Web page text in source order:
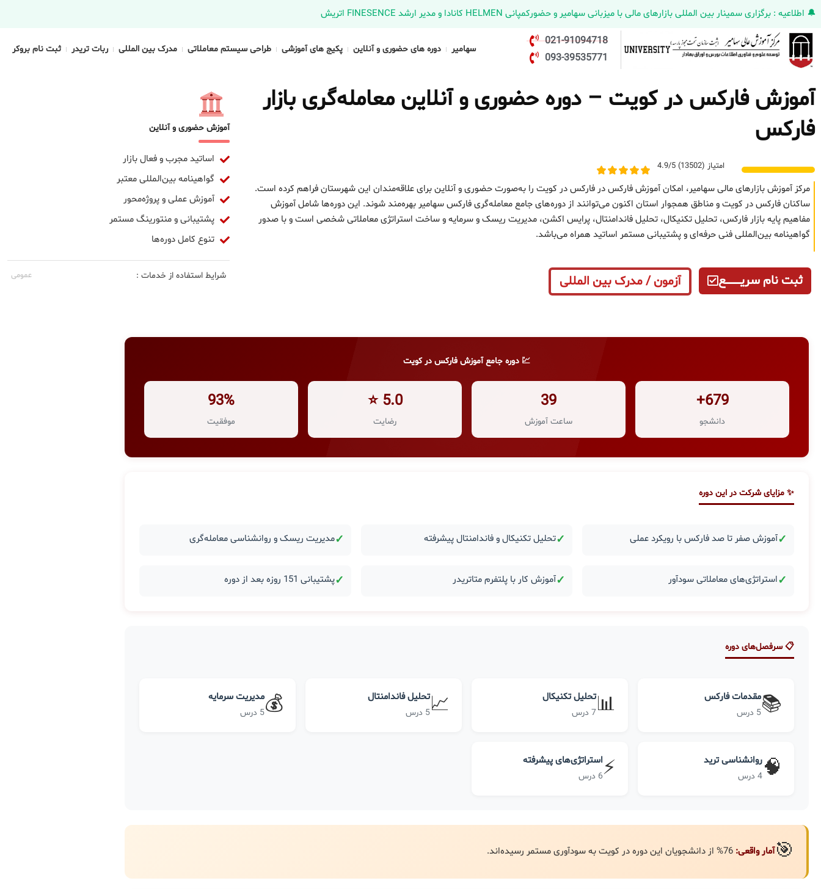
🔔 اطلاعیه : برگزاری سمینار بین المللی بازارهای مالی با میزبانی سهامیر و حضورکمپانی HELMEN کانادا و مدیر ارشد FINESENCE اتریش
021-91094718
093-39535771
سهامیر دوره های حضوری و آنلاین پکیج های آموزشی طراحی سیستم معاملاتی مدرک بین المللی ربات تریدر ثبت نام بروکر
آموزش فارکس در کویت – دوره حضوری و آنلاین معامله‌گری بازار
فارکس
امتیاز (13502) 4.9/5
مرکز آموزش بازارهای مالی سهامیر، امکان آموزش فارکس در فارکس در کویت را به‌صورت حضوری و آنلاین برای علاقه‌مندان این شهرستان فراهم کرده است.
ساکنان فارکس در کویت و مناطق همجوار استان اکنون می‌توانند از دوره‌های جامع معامله‌گری فارکس سهامیر بهره‌مند شوند. این دوره‌ها شامل آموزش
مفاهیم پایه بازار فارکس، تحلیل تکنیکال، تحلیل فاندامنتال، پرایس اکشن، مدیریت ریسک و سرمایه و ساخت استراتژی معاملاتی شخصی است و با صدور
گواهینامه بین‌المللی فنی حرفه‌ای و پشتیبانی مستمر اساتید همراه می‌باشد.
ثبت نام سریــــــــــــع آزمون / مدرک بین المللی
آموزش حضوری و آنلاین
اساتید مجرب و فعال بازار
گواهینامه بین‌المللی معتبر
آموزش عملی و پروژه‌محور
پشتیبانی و منتورینگ مستمر
تنوع کامل دوره‌ها
شرایط استفاده از خدمات : عمومی
💹 دوره جامع آموزش فارکس در کویت
679+
دانشجو
39
ساعت آموزش
5.0 ⭐
رضایت
93%
موفقیت
✨ مزایای شرکت در این دوره
✓آموزش صفر تا صد فارکس با رویکرد عملی ✓تحلیل تکنیکال و فاندامنتال پیشرفته ✓مدیریت ریسک و روانشناسی معامله‌گری
✓استراتژی‌های معاملاتی سودآور ✓آموزش کار با پلتفرم متاتریدر ✓پشتیبانی 151 روزه بعد از دوره
📋 سرفصل‌های دوره
📚مقدمات فارکس
5 درس 📊تحلیل تکنیکال
7 درس 📈تحلیل فاندامنتال
5 درس 💰مدیریت سرمایه
5 درس
🧠روانشناسی ترید
4 درس ⚡استراتژی‌های پیشرفته
6 درس
🎯آمار واقعی: